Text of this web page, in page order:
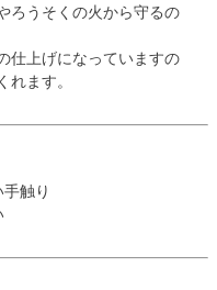
ろうそくの火から守るの
仕上げになっていますの
れます。
触り